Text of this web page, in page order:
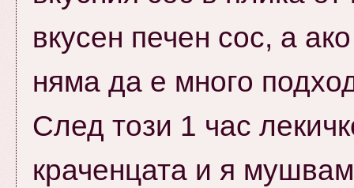
вкусен печен сос, а
няма да е много
След този 1 час
краченцата и я